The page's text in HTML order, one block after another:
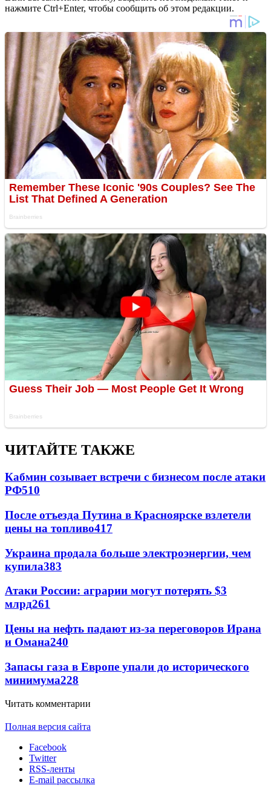
нажмите Ctrl+Enter, чтобы сообщить об этом редакции.
ЧИТАЙТЕ ТАКЖЕ
Кабмин созывает встречи с бизнесом после атаки
РФ510
После отъезда Путина в Красноярске взлетели
цены на топливо417
Украина продала больше электроэнергии, чем
купила383
Атаки России: аграрии могут потерять $3
млрд261
Цены на нефть падают из-за переговоров Ирана
и Омана240
Запасы газа в Европе упали до исторического
минимума228
Читать комментарии
Полная версия сайта
Facebook
Twitter
RSS-ленты
E-mail рассылка